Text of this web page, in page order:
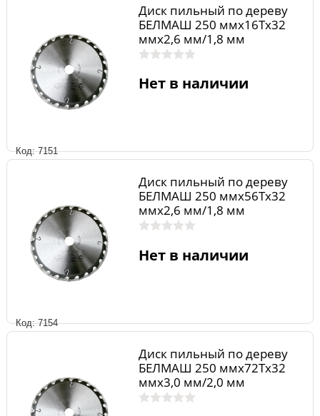
Код: 7151
Диск пильный по дереву
БЕЛМАШ 250 ммх16Тх32
ммх2,6 мм/1,8 мм
Нет в наличии
Код: 7154
Диск пильный по дереву
БЕЛМАШ 250 ммх56Тх32
ммх2,6 мм/1,8 мм
Нет в наличии
Диск пильный по дереву
БЕЛМАШ 250 ммх72Тх32
ммх3,0 мм/2,0 мм